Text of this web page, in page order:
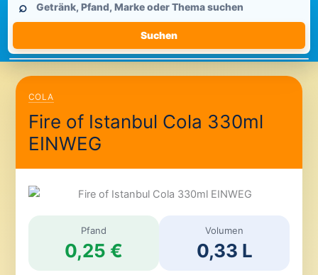
durchsuchen
⌕
Suchen
COLA
Fire of Istanbul Cola 330ml
EINWEG
Pfand
0,25 €
Volumen
0,33 L